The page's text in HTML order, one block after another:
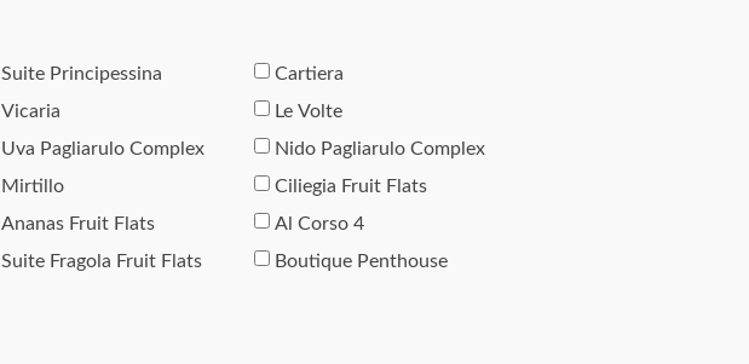
Suite Principessina
Cartiera
Vicaria
Le Volte
Uva Pagliarulo Complex
Nido Pagliarulo Complex
Mirtillo
Ciliegia Fruit Flats
Ananas Fruit Flats
Al Corso 4
Suite Fragola Fruit Flats
Boutique Penthouse